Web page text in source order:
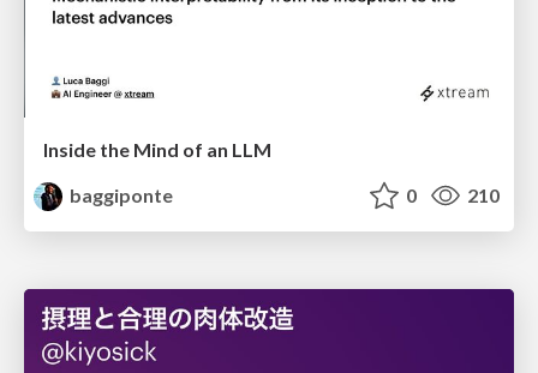
Inside the Mind of an LLM
baggiponte
0 210